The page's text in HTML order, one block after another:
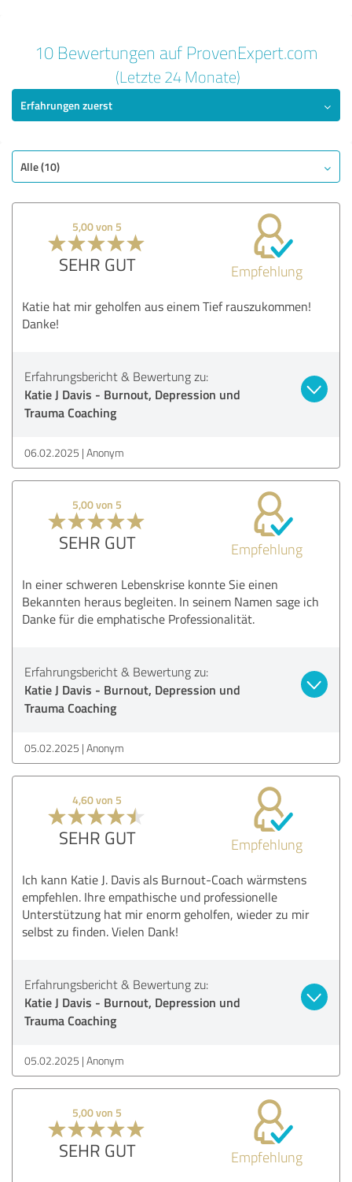
SEHR GUT
Nutzen
Leistungen
Durchführung
Beratung
Bewertung anzeigen
10 Bewertungen auf ProvenExpert.com
(Letzte 24 Monate)
Erfahrungen zuerst
Alle (10)
5,00 von 5
SEHR GUT Empfehlung
Katie hat mir geholfen aus einem Tief rauszukommen!
Danke!
Erfahrungsbericht & Bewertung zu:
Katie J Davis - Burnout, Depression und
Trauma Coaching
06.02.2025 Anonym
5,00 von 5
SEHR GUT Empfehlung
In einer schweren Lebenskrise konnte Sie einen
Bekannten heraus begleiten. In seinem Namen sage ich
Danke für die emphatische Professionalität.
Erfahrungsbericht & Bewertung zu:
Katie J Davis - Burnout, Depression und
Trauma Coaching
05.02.2025 Anonym
4,60 von 5
SEHR GUT Empfehlung
Ich kann Katie J. Davis als Burnout-Coach wärmstens
empfehlen. Ihre empathische und professionelle
Unterstützung hat mir enorm geholfen, wieder zu mir
selbst zu finden. Vielen Dank!
Erfahrungsbericht & Bewertung zu:
Katie J Davis - Burnout, Depression und
Trauma Coaching
05.02.2025 Anonym
5,00 von 5
SEHR GUT Empfehlung